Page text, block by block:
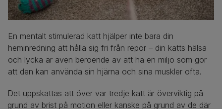
En mentalt stimulerad katt hjälper inte bara din
heminredning att hålla sig fri från repor – din katts hälsa
och lycka är även beroende av att ha en miljö som gör
att den kan använda sin hjärna och sina muskler ofta.
Det uppskattas att över var tredje katt är överviktig på
grund av brist på motion eller kanske på grund av de där